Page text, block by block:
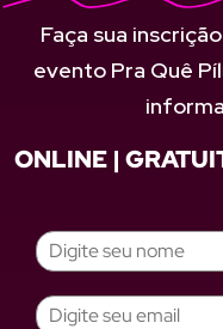
Faça sua
evento Pra Quê
ONLINE |